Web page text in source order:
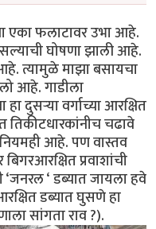
एका फलाटावर उभा आहे.
घोषणा झाली आहे.
त्यामुळे माझा बसायचा
आहे. गाडीला
दुसऱ्या वर्गाच्या आरक्षित
तिकीटधारकांनीच चढावे
आहे. पण वास्तव
बिगरआरक्षित प्रवाशांची
‘ डब्यात जायला हवे
डब्यात घुसणे हा
सांगता राव ?).